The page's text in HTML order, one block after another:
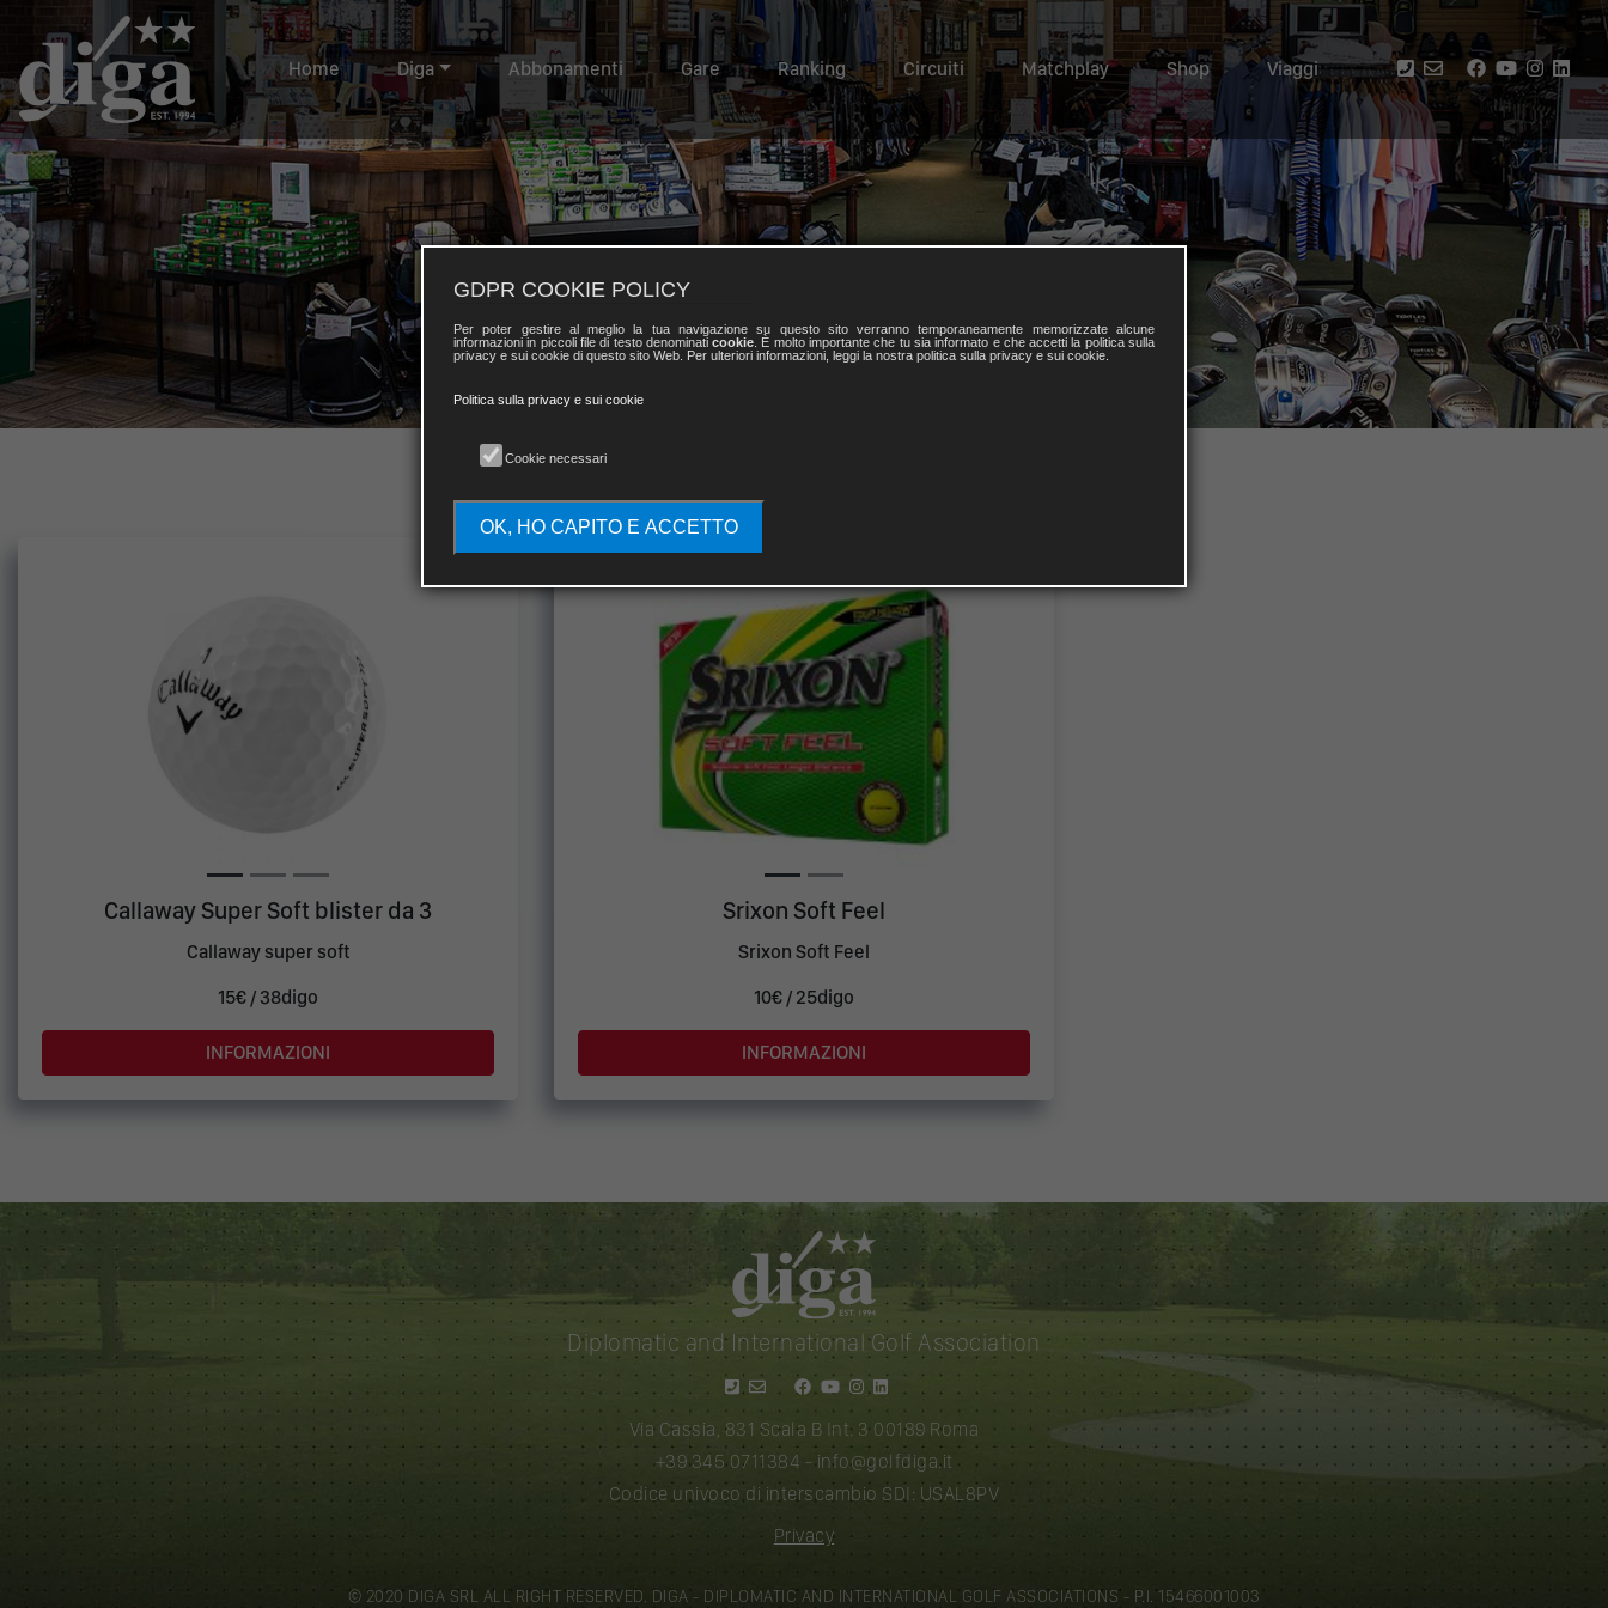
Home Diga Abbonamenti Gare Ranking Circuiti Matchplay Shop Viaggi
Callaway Super Soft blister da 3
Callaway super soft
15€ / 38digo
Srixon Soft Feel
Srixon Soft Feel
10€ / 25digo
Diplomatic and International Golf Association
Via Cassia, 831 Scala B Int. 3 00189 Roma
+39 345 0711384 - info@golfdiga.it
Codice univoco di interscambio SDI: USAL8PV
Privacy
© 2020 DIGA SRL ALL RIGHT RESERVED. DIGA - DIPLOMATIC AND INTERNATIONAL GOLF ASSOCIATIONS - P.I. 15466001003
GDPR COOKIE POLICY
Per poter gestire al meglio la tua navigazione su questo sito verranno temporaneamente memorizzate alcune
informazioni in piccoli file di testo denominaticookie . È molto importante che tu sia informato e che accetti la politica sulla
privacy e sui cookie di questo sito Web. Per ulteriori informazioni, leggi la nostra politica sulla privacy e sui cookie.
Politica sulla privacy e sui cookie
Cookie necessari
OK, HO CAPITO E ACCETTO